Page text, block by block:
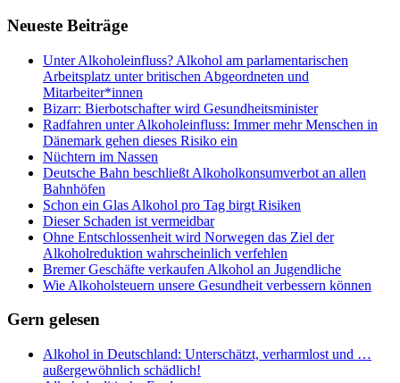
Neueste Beiträge
Unter Alkoholeinfluss? Alkohol am parlamentarischen
Arbeitsplatz unter britischen Abgeordneten und
Mitarbeiter*innen
Bizarr: Bierbotschafter wird Gesundheitsminister
Radfahren unter Alkoholeinfluss: Immer mehr Menschen in
Dänemark gehen dieses Risiko ein
Nüchtern im Nassen
Deutsche Bahn beschließt Alkoholkonsumverbot an allen
Bahnhöfen
Schon ein Glas Alkohol pro Tag birgt Risiken
Dieser Schaden ist vermeidbar
Ohne Entschlossenheit wird Norwegen das Ziel der
Alkoholreduktion wahrscheinlich verfehlen
Bremer Geschäfte verkaufen Alkohol an Jugendliche
Wie Alkoholsteuern unsere Gesundheit verbessern können
Gern gelesen
Alkohol in Deutschland: Unterschätzt, verharmlost und …
außergewöhnlich schädlich!